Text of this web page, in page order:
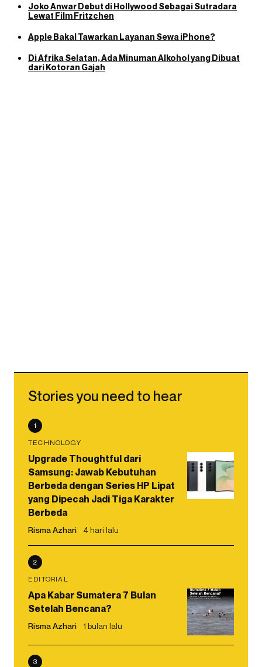
Joko Anwar Debut di Hollywood Sebagai Sutradara
Lewat Film Fritzchen
Apple Bakal Tawarkan Layanan Sewa iPhone?
Di Afrika Selatan, Ada Minuman Alkohol yang Dibuat
dari Kotoran Gajah
Stories you need to hear
1
TECHNOLOGY
Upgrade Thoughtful dari
Samsung: Jawab Kebutuhan
Berbeda dengan Series HP Lipat
yang Dipecah Jadi Tiga Karakter
Berbeda
Risma Azhari 4 hari lalu
2
EDITORIAL
Apa Kabar Sumatera 7 Bulan
Setelah Bencana?
Risma Azhari 1 bulan lalu
3